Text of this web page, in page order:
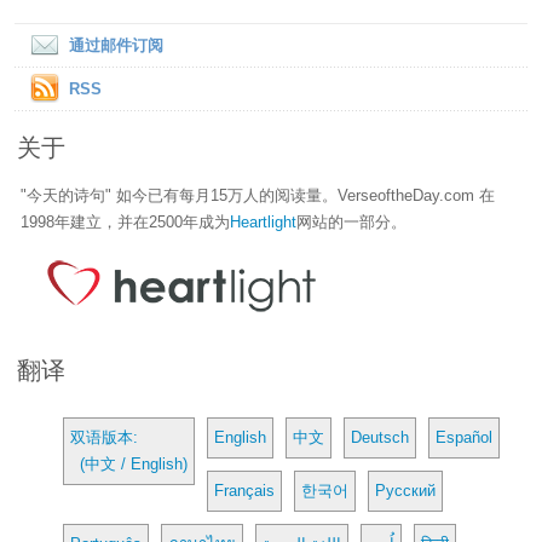
通过邮件订阅
RSS
关于
"今天的诗句" 如今已有每月15万人的阅读量。VerseoftheDay.com 在
1998年建立，并在2500年成为 Heartlight网站的一部分。
翻译
双语版本:
(中文 / English)
English 中文 Deutsch Español
Français 한국어 Русский